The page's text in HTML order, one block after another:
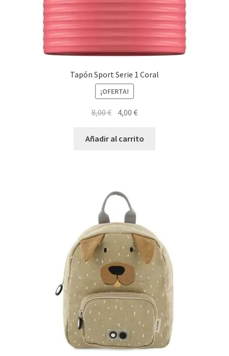
Tapón Sport Serie 1 Coral
¡OFERTA!
8,00€ El
original
4,00€El
actual
Añadir al carrito